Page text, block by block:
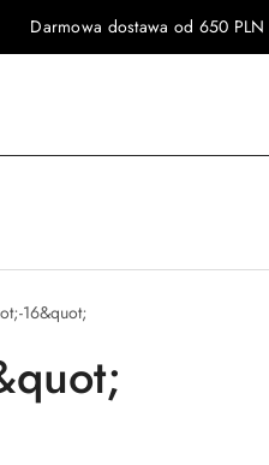
Darmowa dostawa od 650 PLN
16&quot;